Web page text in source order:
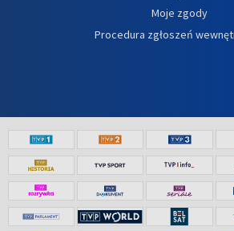
Moje zgody
Procedura zgłoszeń